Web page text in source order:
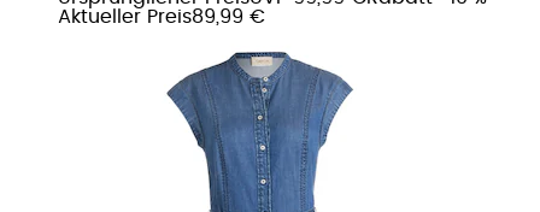
Aktueller Preis89,99 €